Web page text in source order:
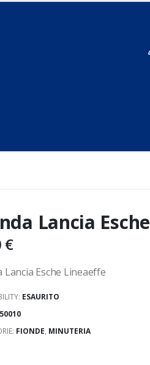
Lancia Esche
€
Lancia Esche Lineaeffe
ESAURITO
FIONDE, MINUTERIA